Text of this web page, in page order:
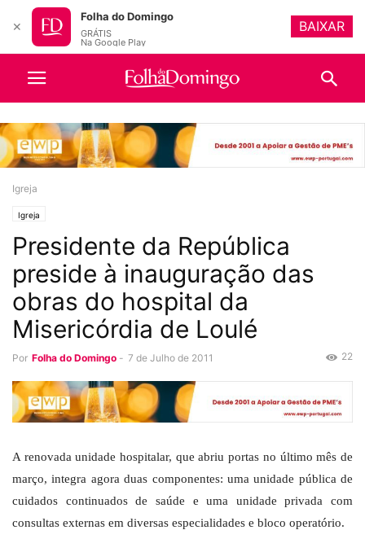
Igreja
Igreja
Presidente da República
preside à inauguração das
obras do hospital da
Misericórdia de Loulé
Por Folha do Domingo - 7 de Julho de 2011 22
A renovada unidade hospitalar, que abriu portas no último mês de
março, integra agora duas componentes: uma unidade pública de
cuidados continuados de saúde e uma unidade privada com
consultas externas em diversas especialidades e bloco operatório.
✕
Folha do Domingo
GRÁTIS
Na Google Play
BAIXAR